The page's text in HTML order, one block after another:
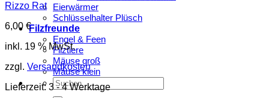
Eierwärmer
Schlüsselhalter Plüsch
Filzfreunde
Engel & Feen
Filztiere
Mäuse groß
Mäuse klein
Suchen
nach:
Rizzo Rat
6,00 €
inkl. 19 % MwSt.
zzgl. Versandkosten
Lieferzeit:3 - 4 Werktage